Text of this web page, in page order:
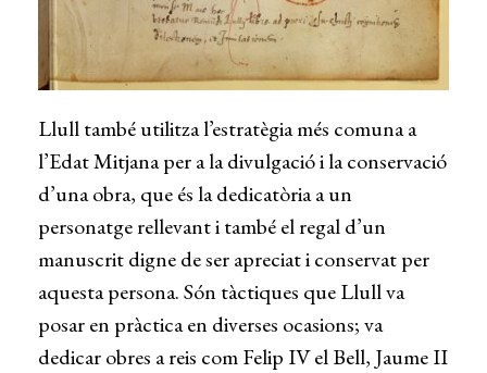
Llull també utilitza l’estratègia més comuna a
l’Edat Mitjana per a la divulgació i la conservació
d’una obra, que és la dedicatòria a un
personatge rellevant i també el regal d’un
manuscrit digne de ser apreciat i conservat per
aquesta persona. Són tàctiques que Llull va
posar en pràctica en diverses ocasions; va
dedicar obres a reis com Felip IV el Bell, Jaume II